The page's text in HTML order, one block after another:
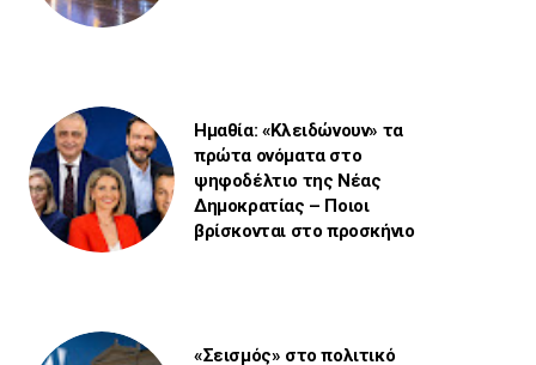
Ημαθία: «Κλειδώνουν» τα
πρώτα ονόματα στο
ψηφοδέλτιο της Νέας
Δημοκρατίας – Ποιοι
βρίσκονται στο προσκήνιο
«Σεισμός» στο πολιτικό